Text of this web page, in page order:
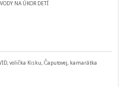
NA ÚKOR DETÍ
volička Kisku, Čaputovej, kamarátka